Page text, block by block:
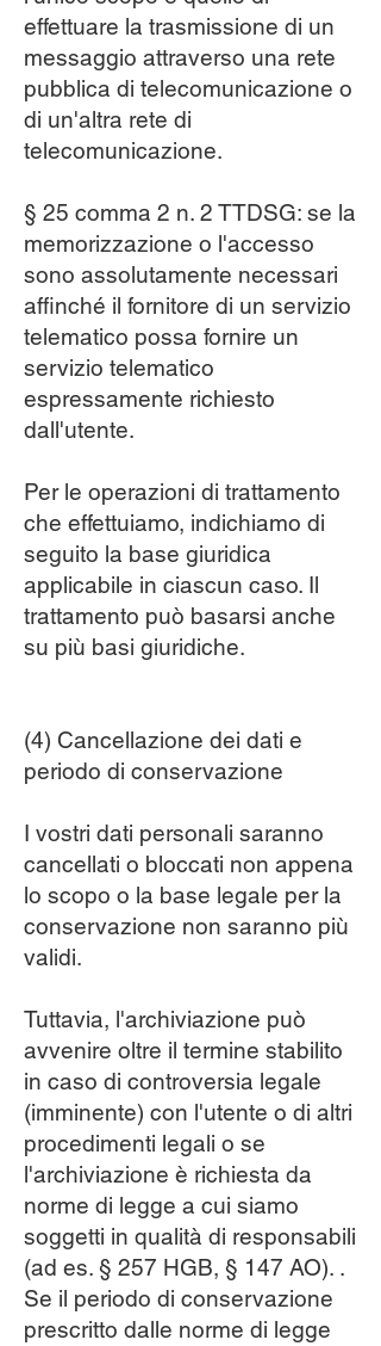
effettuare la trasmissione di un
messaggio attraverso una rete
pubblica di telecomunicazione o
di un'altra rete di
telecomunicazione.
§ 25 comma 2 n. 2 TTDSG: se la
memorizzazione o l'accesso
sono assolutamente necessari
affinché il fornitore di un servizio
telematico possa fornire un
servizio telematico
espressamente richiesto
dall'utente.
Per le operazioni di trattamento
che effettuiamo, indichiamo di
seguito la base giuridica
applicabile in ciascun caso. Il
trattamento può basarsi anche
su più basi giuridiche.
(4) Cancellazione dei dati e
periodo di conservazione
I vostri dati personali saranno
cancellati o bloccati non appena
lo scopo o la base legale per la
conservazione non saranno più
validi.
Tuttavia, l'archiviazione può
avvenire oltre il termine stabilito
in caso di controversia legale
(imminente) con l'utente o di altri
procedimenti legali o se
l'archiviazione è richiesta da
norme di legge a cui siamo
soggetti in qualità di responsabili
(ad es. § 257 HGB, § 147 AO). .
Se il periodo di conservazione
prescritto dalle norme di legge